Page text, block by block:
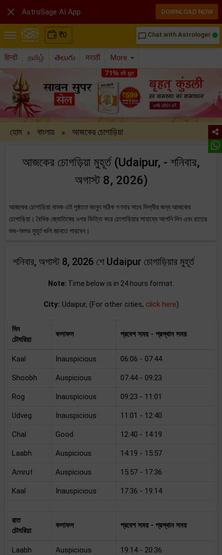
₹0 chat_bubble_outline Chat with Astrologer
हिन्दी தமிழ் తెలుగు मराठी More
হোম » বাংলায় » আজকের চোগাড়িয়া
আজকের চোগড়িয়া মুহূর্ত (Udaipur, - শনিবার,
অগাস্ট 8, 2026)
আজকের চোগাড়িয়া নামক এই পৃষ্ঠাতে জানুন সঠিক গণনার সাথে দিল্লীর জন্য আজকের
চোগাড়িয়া। বৈদিক জ্যোতিষের ওপর ভিত্তি করে চোগাড়িয়ার সাহায্যে আপনি দিন এবং রাতের
শুভ-অশুভ মুহূর্ত গুলি জানতে পারবেন।
শনিবার, অগাস্ট 8, 2026 শে Udaipur চোগাড়িয়ার মুহূর্ত
Note: Time below is in 24 hours format.
City: Udaipur, (For other cities, click here)
দিন
চৌঘরিয়া
ফলাফল প্রবেশ সময় - প্রস্থান সময়
Kaal Inauspicious 06:06 - 07:44
Shoobh Auspicious 07:44 - 09:23
Rog Inauspicious 09:23 - 11:01
Udveg Inauspicious 11:01 - 12:40
Chal Good 12:40 - 14:19
Laabh Auspicious 14:19 - 15:57
Amrut Auspicious 15:57 - 17:36
Kaal Inauspicious 17:36 - 19:14
রাত
চৌঘরিয়া
ফলাফল প্রবেশ সময় - প্রস্থান সময়
Laabh Auspicious 19:14 - 20:36
 AstroSage AI App DOWNLOAD NOW